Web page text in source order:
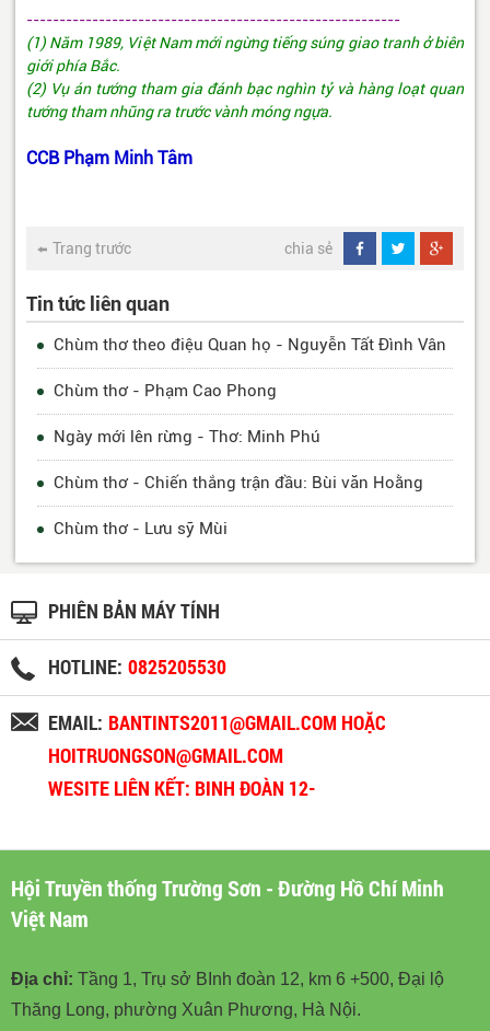
---------------------------------------------------------
(1) Năm 1989, Việt Nam mới ngừng tiếng súng giao tranh ở biên
giới phía Bắc.
(2) Vụ án tướng tham gia đánh bạc nghìn tỷ và hàng loạt quan
tướng tham nhũng ra trước vành móng ngựa.
CCB Phạm Minh Tâm
Trang trước chia sẻ
Tin tức liên quan
Chùm thơ theo điệu Quan họ - Nguyễn Tất Đình Vân
Chùm thơ - Phạm Cao Phong
Ngày mới lên rừng - Thơ: Minh Phú
Chùm thơ - Chiến thắng trận đầu: Bùi văn Hoằng
Chùm thơ - Lưu sỹ Mùi
PHIÊN BẢN MÁY TÍNH
HOTLINE: 0825205530
EMAIL: BANTINTS2011@GMAIL.COM HOẶC
HOITRUONGSON@GMAIL.COM
WESITE LIÊN KẾT: BINH ĐOÀN 12-
Hội Truyền thống Trường Sơn - Đường Hồ Chí Minh
Việt Nam
Địa chỉ: Tầng 1, Trụ sở BInh đoàn 12, km 6 +500, Đại lộ
Thăng Long, phường Xuân Phương, Hà Nội.